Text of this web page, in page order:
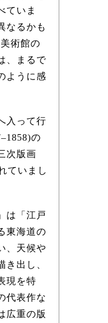
ていま
なるかも
術館の
、まるで
ように感
入って行
の
次版画
ていまし
は「江戸
東海道の
、天候や
き出し、
現を特
代表作な
広重の版